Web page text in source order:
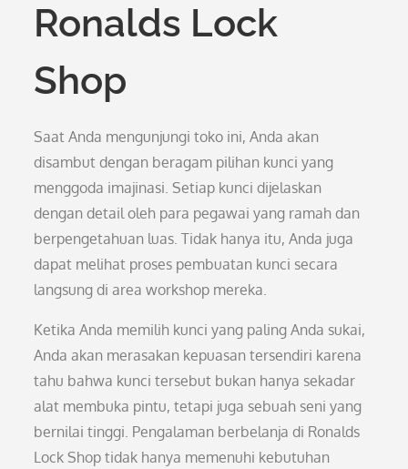
Ronalds Lock
Shop
Saat Anda mengunjungi toko ini, Anda akan
disambut dengan beragam pilihan kunci yang
menggoda imajinasi. Setiap kunci dijelaskan
dengan detail oleh para pegawai yang ramah dan
berpengetahuan luas. Tidak hanya itu, Anda juga
dapat melihat proses pembuatan kunci secara
langsung di area workshop mereka.
Ketika Anda memilih kunci yang paling Anda sukai,
Anda akan merasakan kepuasan tersendiri karena
tahu bahwa kunci tersebut bukan hanya sekadar
alat membuka pintu, tetapi juga sebuah seni yang
bernilai tinggi. Pengalaman berbelanja di Ronalds
Lock Shop tidak hanya memenuhi kebutuhan